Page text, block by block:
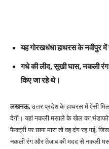
यह गोरखधंधा हाथरस के नवीपुर में
गधे की लीद, सूखी घास, नकली
किए जा रहे थे।
लखनऊ,उत्तर प्रदेश के हाथरस में ऐसी
देगी। यहां नकली मसाले के खेल का
फैक्ट्री पर छापा मारा तो वह दंग रह गई,
नकली रंग और तेजाब की मदद से नकली